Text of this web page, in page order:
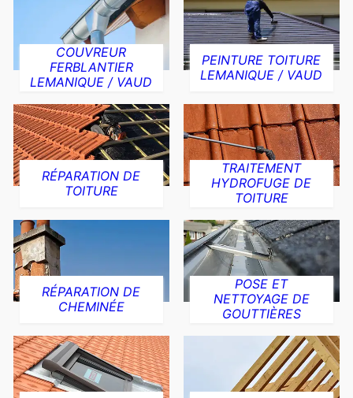
COUVREUR
FERBLANTIER
LEMANIQUE / VAUD
PEINTURE TOITURE
LEMANIQUE / VAUD
RÉPARATION DE
TOITURE
TRAITEMENT
HYDROFUGE DE
TOITURE
RÉPARATION DE
CHEMINÉE
POSE ET
NETTOYAGE DE
GOUTTIÈRES